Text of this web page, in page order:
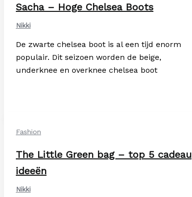
Sacha – Hoge Chelsea Boots
Nikki
De zwarte chelsea boot is al een tijd enorm
populair. Dit seizoen worden de beige,
underknee en overknee chelsea boot
Fashion
The Little Green bag – top 5 cadeau
ideeën
Nikki